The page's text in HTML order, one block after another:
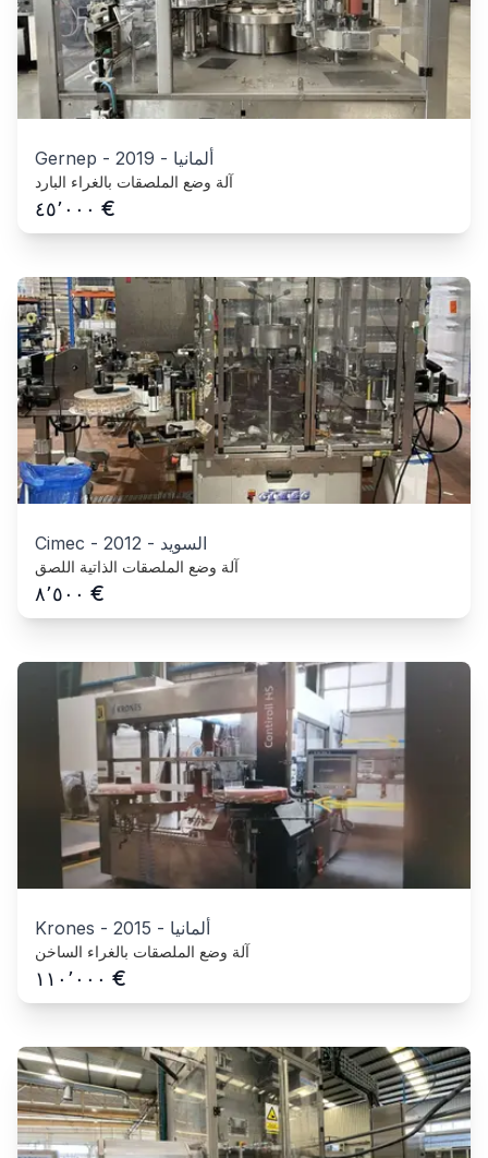
Gernep - 2019 - ألمانيا
آلة وضع الملصقات بالغراء البارد
٤٥٬٠٠٠ €
Cimec - 2012 - السويد
آلة وضع الملصقات الذاتية اللصق
٨٬٥٠٠ €
Krones - 2015 - ألمانيا
آلة وضع الملصقات بالغراء الساخن
١١٠٬٠٠٠ €